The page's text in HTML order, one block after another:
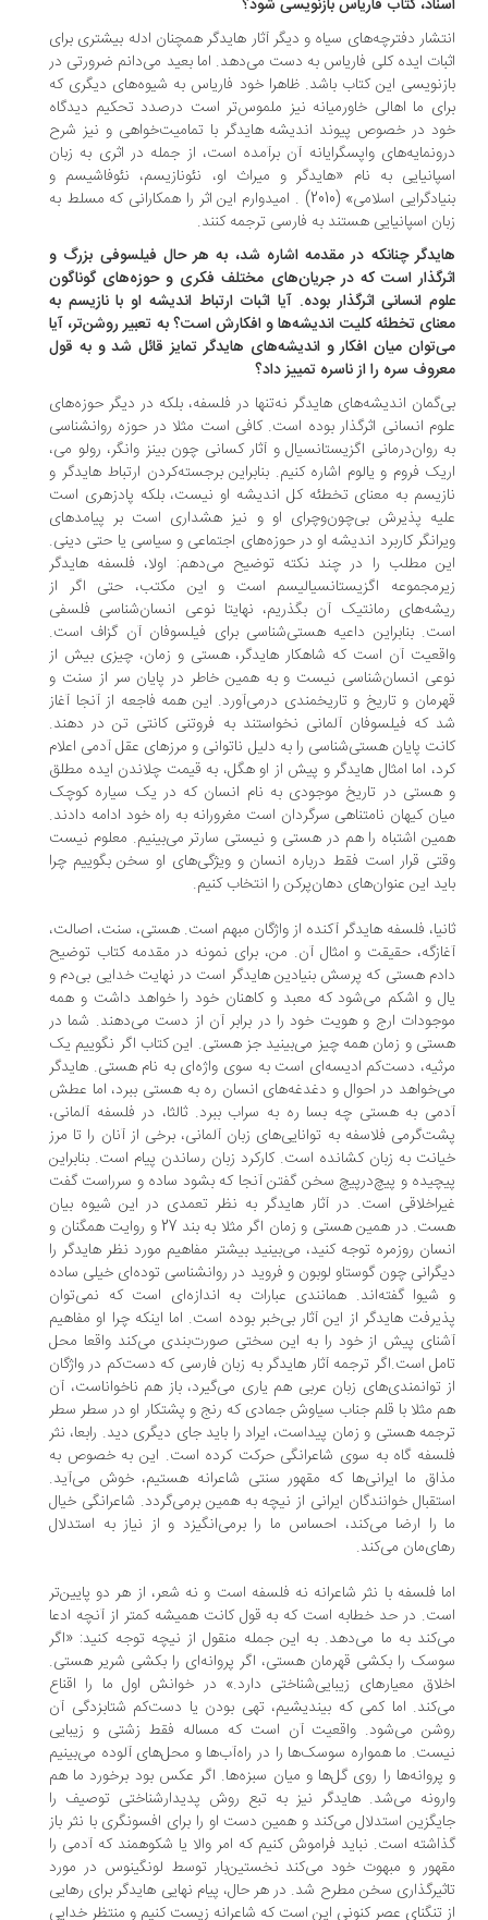
کتاب فاریاس بازنویسی شود؟
دفترچه‌های سیاه و دیگر آثار هایدگر همچنان ادله بیشتری برای
ایده کلی فاریاس به دست می‌دهد. اما بعید می‌دانم ضرورتی در
این کتاب باشد. ظاهرا خود فاریاس به ‌شیوه‌های دیگری که
ما اهالی خاورمیانه نیز ملموس‌تر است درصدد تحکیم دیدگاه
در خصوص پیوند اندیشه هایدگر با تمامیت‌خواهی و نیز شرح
واپسگرایانه آن برآمده است، از جمله در اثری به زبان
به نام «هایدگر و میراث او، نئونازیسم، نئوفاشیسم و
بنیادگرایی اسلامی» (2010) . امیدوارم این اثر را همکارانی که مسلط به
اسپانیایی هستند به فارسی ترجمه کنند.
چنانکه در مقدمه اشاره شد، به هر حال فیلسوفی بزرگ و
است که در جریان‌های مختلف فکری و حوزه‌های گوناگون
انسانی اثرگذار بوده. آیا اثبات ارتباط اندیشه او با نازیسم به
تخطئه کلیت اندیشه‌ها و افکارش است؟ به تعبیر روشن‌تر، آیا
میان افکار و اندیشه‌های هایدگر تمایز قائل شد و به قول
سره را از ناسره تمییز داد؟
اندیشه‌های هایدگر نه‌تنها در فلسفه، بلکه در دیگر حوزه‌های
انسانی اثرگذار بوده است. کافی است مثلا در حوزه روانشناسی
روان‌درمانی اگزیستانسیال و آثار کسانی چون بینز وانگر، رولو می،
فروم و یالوم اشاره کنیم. بنابراین برجسته‌کردن ارتباط هایدگر و
به معنای تخطئه کل اندیشه او نیست، بلکه پادزهری است
پذیرش بی‌چون‌و‌چرای او و نیز هشداری است بر پیامدهای
کاربرد اندیشه او در حوزه‌های اجتماعی و سیاسی یا حتی دینی.
مطلب را در چند نکته توضیح می‌دهم: اولا، فلسفه هایدگر
اگزیستانسیالیسم است و این مکتب، حتی اگر از
رمانتیک آن بگذریم، نهایتا نوعی انسان‌شناسی فلسفی
بنابراین داعیه هستی‌شناسی برای فیلسوفان آن گزاف است.
آن است که شاهکار هایدگر، هستی و زمان، چیزی بیش از
انسان‌شناسی نیست و به همین‌ خاطر در پایان سر از سنت و
و تاریخ و تاریخمندی درمی‌آورد. این همه فاجعه از آنجا آغاز
که فیلسوفان آلمانی نخواستند به فروتنی کانتی تن در دهند.
پایان هستی‌شناسی را به دلیل ناتوانی و مرزهای عقل آدمی اعلام
اما امثال هایدگر و پیش از او هگل، به قیمت چلاندن ایده مطلق
در تاریخ موجودی به نام انسان که در یک سیاره کوچک
کیهان نامتناهی سرگردان است مغرورانه به راه خود ادامه دادند.
اشتباه را هم در هستی و نیستی سارتر می‌بینیم. معلوم نیست
قرار است فقط درباره انسان و ویژگی‌های او سخن بگوییم چرا
این عنوان‌های دهان‌پرکن را انتخاب کنیم.
فلسفه هایدگر آکنده از واژگان مبهم است. هستی، سنت، اصالت،
حقیقت و امثال آن. من، برای نمونه در مقدمه کتاب توضیح
هستی که پرسش بنیادین هایدگر است در نهایت خدایی بی‌دم و
و اشکم می‌شود که معبد و کاهنان خود را خواهد داشت و همه
ارج و هویت خود را در برابر آن از دست می‌دهند. شما در
و زمان همه ‌چیز می‌بینید جز هستی. این کتاب اگر نگوییم یک
دست‌کم ادیسه‌ای است به سوی واژه‌ای به نام هستی. هایدگر
در احوال و دغدغه‌های انسان ره به هستی ببرد، اما عطش
به هستی چه بسا ره به سراب ببرد. ثالثا، در فلسفه آلمانی،
فلاسفه به توانایی‌های زبان آلمانی، برخی از آنان را تا مرز
به زبان کشانده است. کارکرد زبان رساندن پیام است. بنابراین
و پیچ‌درپیچ سخن گفتن آنجا که بشود ساده‌ و سرراست گفت
است. در آثار هایدگر به نظر تعمدی در این شیوه بیان
هست. در همین هستی ‌و زمان اگر مثلا به بند 27 و روایت همگنان و
روزمره توجه کنید، می‌بینید بیشتر مفاهیم مورد نظر هایدگر را
چون گوستاو لوبون و فروید در روانشناسی توده‌ای خیلی ساده
گفته‌اند. همانندی عبارات به اندازه‌ای است که نمی‌توان
هایدگر از این آثار بی‌خبر بوده است. اما اینکه چرا او مفاهیم
پیش از خود را به این سختی صورت‌بندی می‌کند واقعا محل
است.اگر ترجمه آثار هایدگر به زبان فارسی که دست‌کم در واژگان
توانمندی‌های زبان عربی هم یاری می‌گیرد، باز هم ناخواناست، آن
مثلا با قلم جناب سیاوش جمادی که رنج و پشتکار او در سطر سطر
هستی و زمان پیداست، ایراد را باید جای دیگری دید. رابعا، نثر
گاه به سوی شاعرانگی حرکت کرده است. این به ‌خصوص به
ما ایرانی‌ها که مقهور سنتی شاعرانه هستیم، خوش می‌آید.
خوانندگان ایرانی از نیچه به همین برمی‌گردد. شاعرانگی خیال
را ارضا می‌کند، احساس ما را برمی‌انگیزد و از نیاز به استدلال
می‌کند.
فلسفه با نثر شاعرانه نه فلسفه است و نه شعر، از هر دو پایین‌تر
در حد خطابه است که به قول کانت همیشه کمتر از آنچه ادعا
به ما می‌دهد. به این جمله منقول از نیچه توجه کنید: «اگر
را بکشی قهرمان هستی، اگر پروانه‌ای را بکشی شریر هستی.
معیارهای زیبایی‌شناختی دارد.» در خوانش اول ما را اقناع
اما کمی که بیندیشیم، تهی بودن یا دست‌کم شتابزدگی آن
می‌شود. واقعیت آن است که مساله فقط زشتی و زیبایی
ما همواره سوسک‌ها را در راه‌آب‌ها و محل‌های آلوده می‌بینیم
را روی گل‌ها و میان سبزه‌ها. اگر عکس بود برخورد ما هم
می‌شد. هایدگر نیز به تبع روش پدیدارشناختی توصیف را
استدلال می‌کند و همین دست او را برای افسونگری با نثر باز
است. نباید فراموش کنیم که امر والا یا شکوهمند که آدمی را
و مبهوت خود می‌کند نخستین‌بار توسط لونگینوس در مورد
سخن مطرح شد. در هر حال، پیام نهایی هایدگر برای رهایی
تنگنای عصر کنونی این است که شاعرانه زیست کنیم و منتظر خدایی